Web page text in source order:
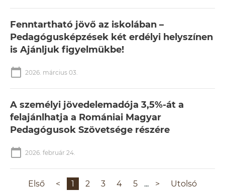
Fenntartható jövő az iskolában –
Pedagógusképzések két erdélyi helyszínen
is Ajánljuk figyelmükbe!
calendar_today 2026. március 03.
A személyi jövedelemadója 3,5%-át a
felajánlhatja a Romániai Magyar
Pedagógusok Szövetsége részére
calendar_today 2026. február 24.
Első < 1 2 3 4 5 ... > Utolsó